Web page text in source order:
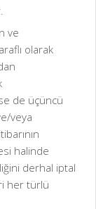
ve
olarak
de üçüncü
veya
halinde
derhal iptal
her türlü